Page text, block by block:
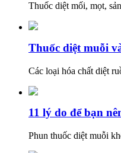
Thuốc diệt mối, mọt,
Thuốc diệt muỗi
Các loại hóa chất diệt
11 lý do để bạn
Phun thuốc diệt muỗi